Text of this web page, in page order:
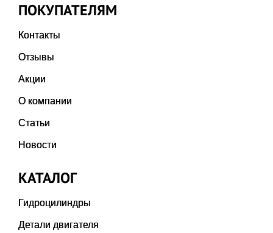
ПОКУПАТЕЛЯМ
Контакты
Отзывы
Акции
О компании
Статьи
Новости
КАТАЛОГ
Гидроцилиндры
Детали двигателя